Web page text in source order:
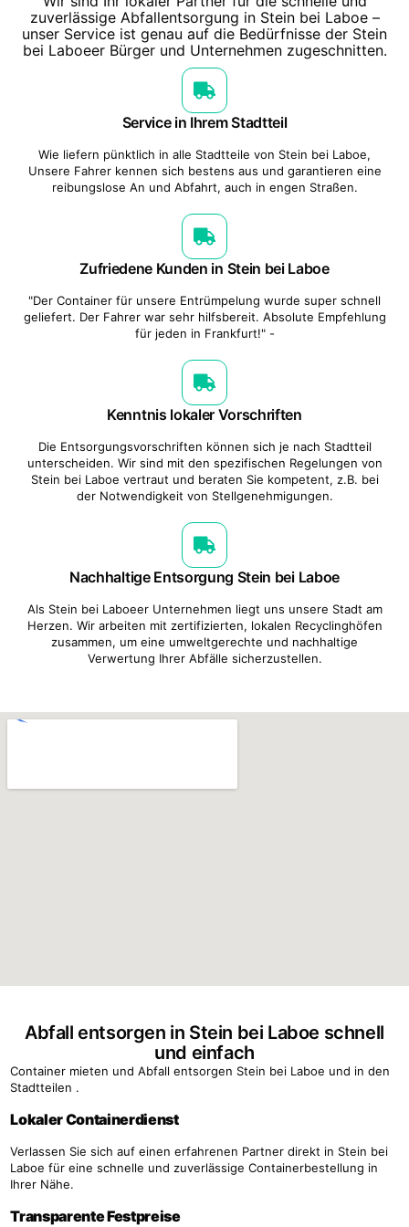
zuverlässige Abfallentsorgung in Stein bei Laboe –
unser Service ist genau auf die Bedürfnisse der Stein
bei Laboeer Bürger und Unternehmen zugeschnitten.
Service in Ihrem Stadtteil
Wie liefern pünktlich in alle Stadtteile von Stein bei Laboe,
Unsere Fahrer kennen sich bestens aus und garantieren eine
reibungslose An und Abfahrt, auch in engen Straßen.
Zufriedene Kunden in Stein bei Laboe
"Der Container für unsere Entrümpelung wurde super schnell
geliefert. Der Fahrer war sehr hilfsbereit. Absolute Empfehlung
für jeden in Frankfurt!" -
Kenntnis lokaler Vorschriften
Die Entsorgungsvorschriften können sich je nach Stadtteil
unterscheiden. Wir sind mit den spezifischen Regelungen von
Stein bei Laboe vertraut und beraten Sie kompetent, z.B. bei
der Notwendigkeit von Stellgenehmigungen.
Nachhaltige Entsorgung Stein bei Laboe
Als Stein bei Laboeer Unternehmen liegt uns unsere Stadt am
Herzen. Wir arbeiten mit zertifizierten, lokalen Recyclinghöfen
zusammen, um eine umweltgerechte und nachhaltige
Verwertung Ihrer Abfälle sicherzustellen.
Abfall entsorgen in Stein bei Laboe schnell
und einfach
Container mieten und Abfall entsorgen Stein bei Laboe und in den
Stadtteilen .
Lokaler Containerdienst
Verlassen Sie sich auf einen erfahrenen Partner direkt in Stein bei
Laboe für eine schnelle und zuverlässige Containerbestellung in
Ihrer Nähe.
Transparente Festpreise